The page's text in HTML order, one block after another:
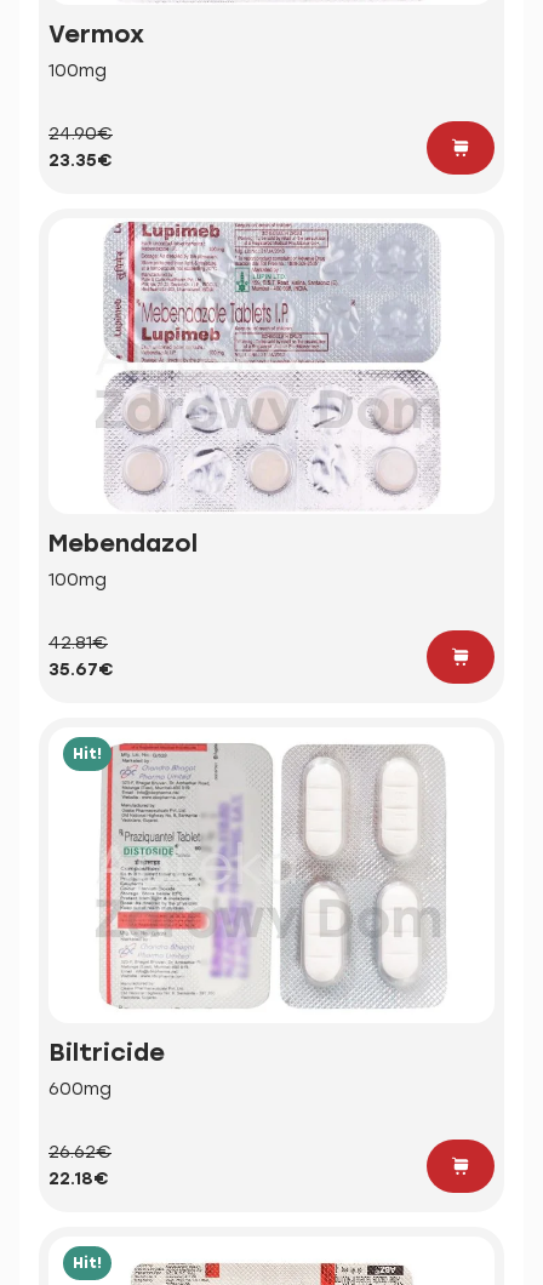
Vermox
100mg
24.90€
23.35€
Mebendazol
100mg
42.81€
35.67€
Hit!
Biltricide
600mg
26.62€
22.18€
Hit!